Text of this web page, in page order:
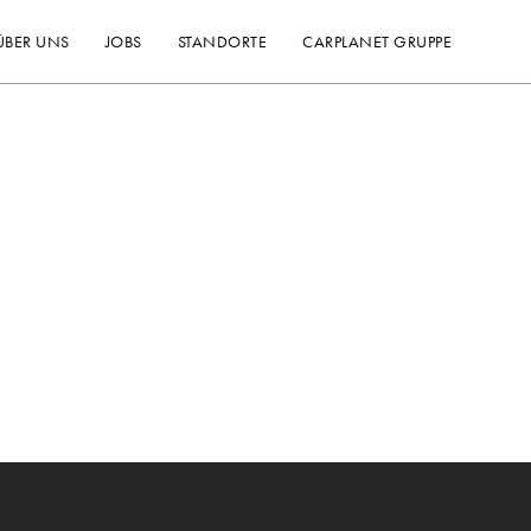
UNS JOBS STANDORTE CARPLANET GRUPPE